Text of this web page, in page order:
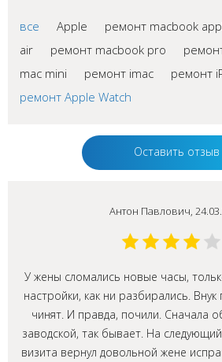
все Apple ремонт macbook
air
ремонт macbook pro
mac mini
ремонт imac ремонт
ремонт Apple Watch
Антон Павлович,
У жены сломались новые часы,
настройки, как ни разбирались. Внук
чинят. И правда, почили. Сначала
заводской, так бывает. На
визита вернул довольной жене
Оставить отзыв